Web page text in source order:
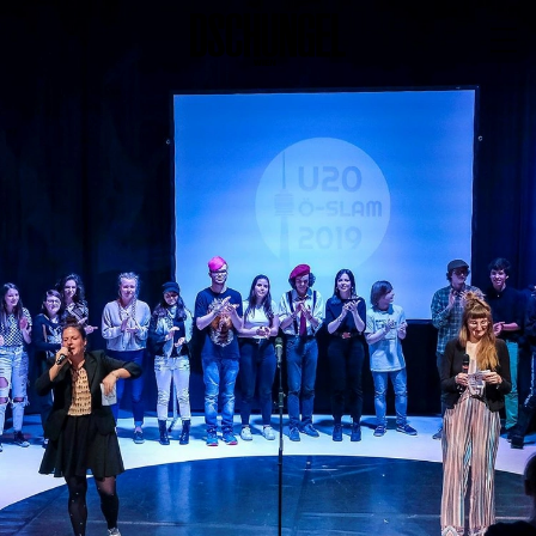
PROGRAMM
Vorstellungen
Wild & Schön Festival
Gastspiele
Extras
Available for Touring
Archiv
MITSPIELEN